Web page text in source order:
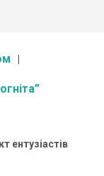
ентузіастів